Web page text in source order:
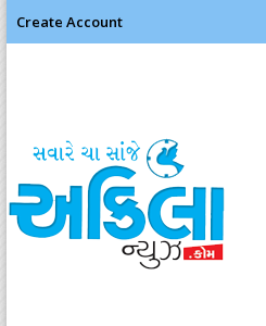
Create Account